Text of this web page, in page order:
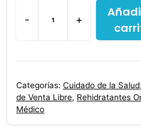
-
Suero
Oral
Hidrasol
Con
+
Categorías: Cuidado de la Salud,
de Venta Libre, Rehidratantes
Médico